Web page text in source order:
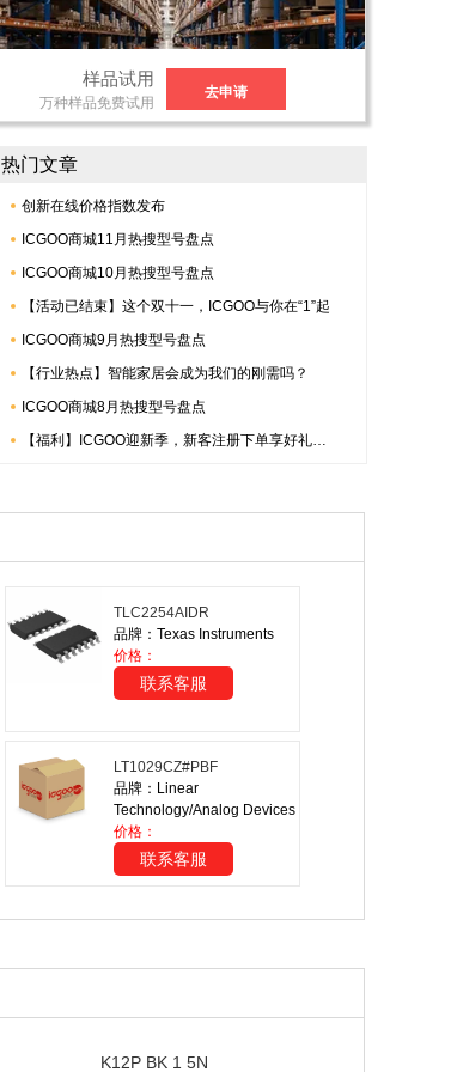
样品试用
万种样品免费试用
去申请
热门文章
创新在线价格指数发布
ICGOO商城11月热搜型号盘点
ICGOO商城10月热搜型号盘点
【活动已结束】这个双十一，ICGOO与你在“1”起
ICGOO商城9月热搜型号盘点
【行业热点】智能家居会成为我们的刚需吗？
ICGOO商城8月热搜型号盘点
【福利】ICGOO迎新季，新客注册下单享好礼，更有倍捷连接器多重惊喜哟~
TLC2254AIDR
品牌：Texas Instruments
价格：
联系客服
LT1029CZ#PBF
品牌：Linear
Technology/Analog Devices
价格：
联系客服
K12P BK 1 5N